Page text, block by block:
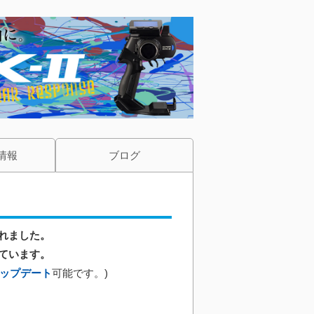
報 ブログ
ました。
います。
プデート可能です。)